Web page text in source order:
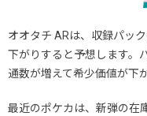
オオタチ ARは、収録パッ
下がりすると予想します。
通数が増えて希少価値が下
最近のポケカは、新弾の在